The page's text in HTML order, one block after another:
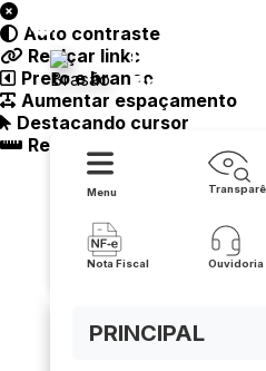
Prefeitura
Botuporã
Menu
Nota Fiscal Ouvidoria
PRINCIPAL
Auto contraste
Realçar links
Preto e branco
Aumentar espaçamento
Destacando cursor
Regua guia